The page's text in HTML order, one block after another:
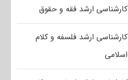
کارشناسی ارشد فقه و حقوق
کارشناسی ارشد فلسفه و کلام
اسلامی